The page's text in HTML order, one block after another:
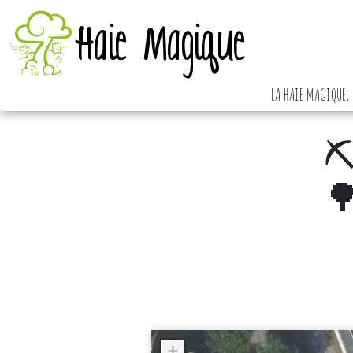
Haie Magique
LA HAIE MAGIQUE,
⛏️